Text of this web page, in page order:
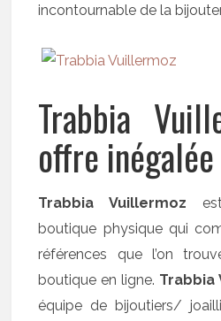
incontournable de la
Trabbia
offre
Trabbia Vuillermoz
boutique physique qui
références que l’on
boutique en ligne. Trabbia
équipe de bijoutiers/